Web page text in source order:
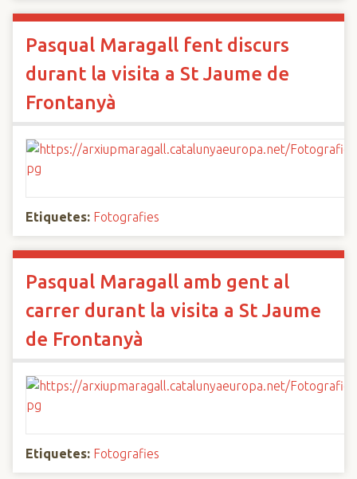
Pasqual Maragall fent discurs
durant la visita a St Jaume de
Frontanyà
Etiquetes: Fotografies
Pasqual Maragall amb gent al
carrer durant la visita a St Jaume
de Frontanyà
Etiquetes: Fotografies